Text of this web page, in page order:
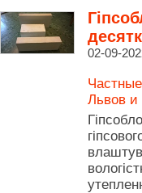
02-09-
Львов и